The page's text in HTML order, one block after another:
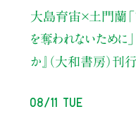
大島育宙×土門蘭
を奪われないために」
か』（大和書房）刊
08/11 Tue